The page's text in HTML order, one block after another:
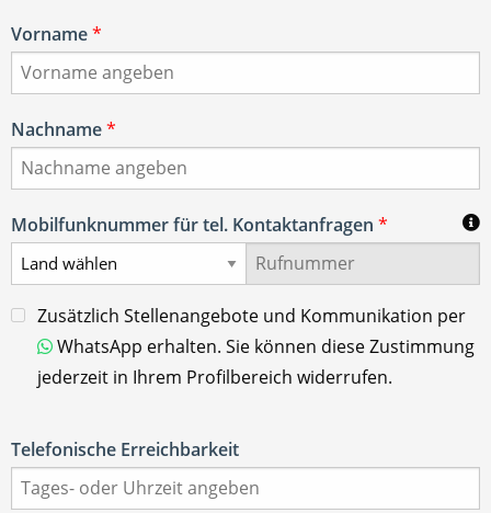
Vorname*
Nachname*
Mobilfunknummer für tel. Kontaktanfragen *
Zusätzlich Stellenangebote und Kommunikation per
WhatsApp erhalten. Sie können diese Zustimmung
jederzeit in Ihrem Profilbereich widerrufen.
Telefonische Erreichbarkeit